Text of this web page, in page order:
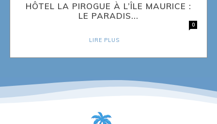
HÔTEL LA PIROGUE À L’ÎLE MAURICE :
LE PARADIS...
0
LIRE PLUS